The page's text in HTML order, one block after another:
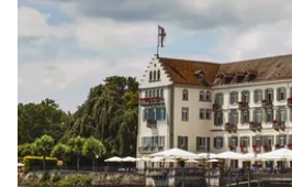
콘스탄츠 음악 축제